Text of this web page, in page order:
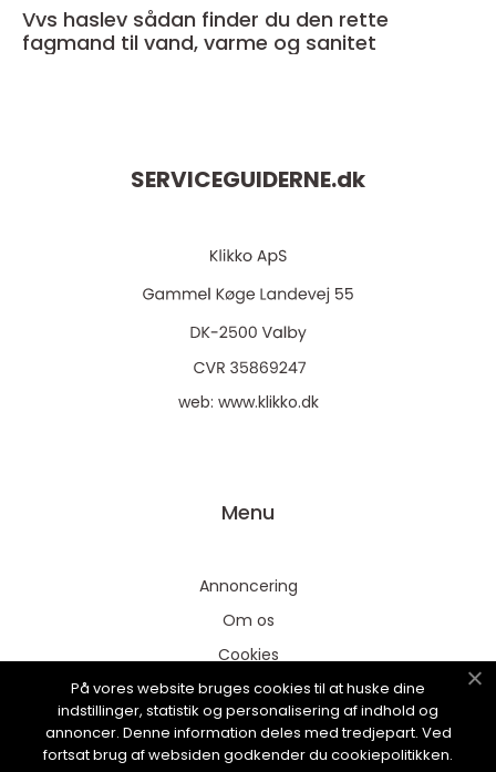
Vvs haslev sådan finder du den rette
fagmand til vand, varme og sanitet
SERVICEGUIDERNE.dk
web: www.klikko.dk
Menu
Annoncering
Om os
Cookies
Kontakt os
Sitemap
På vores website bruges cookies til at huske dine
indstillinger, statistik og personalisering af indhold og
annoncer. Denne information deles med tredjepart. Ved
fortsat brug af websiden godkender du cookiepolitikken.